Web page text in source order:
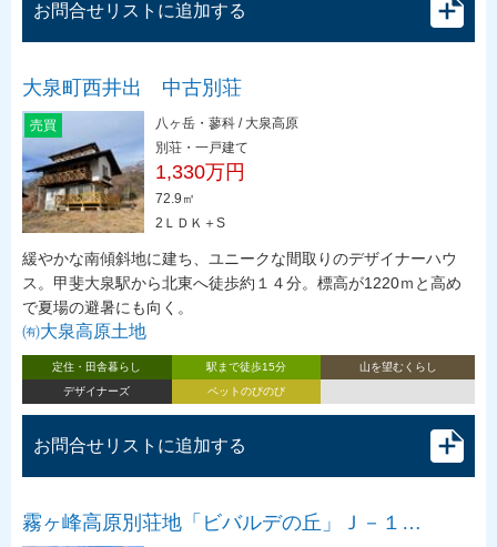
お問合せリストに追加する
大泉町西井出 中古別荘
売買
八ヶ岳・蓼科 / 大泉高原
別荘・一戸建て
1,330万円
72.9㎡
2ＬＤＫ＋S
緩やかな南傾斜地に建ち、ユニークな間取りのデザイナーハウ
ス。甲斐大泉駅から北東へ徒歩約１４分。標高が1220ｍと高め
で夏場の避暑にも向く。
㈲大泉高原土地
定住・田舎暮らし 駅まで徒歩15分
山を望むくらし
デザイナーズ
ペットのびのび
お問合せリストに追加する
霧ヶ峰高原別荘地「ビバルデの丘」Ｊ－１…